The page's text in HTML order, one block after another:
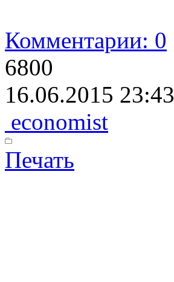
Комментарии: 0
6800
16.06.2015 23:43
economist
Печать